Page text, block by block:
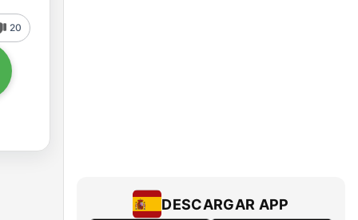
20
DESCARGAR APP